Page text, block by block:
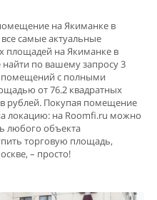
на Якиманке в
самые актуальные
площадей на Якиманке в
по вашему запросу 3
помещений с полными
от 76.2 квадратных
рублей. Покупая помещение
локацию: на Roomfi.ru можно
любого объекта
торговую площадь,
– просто!